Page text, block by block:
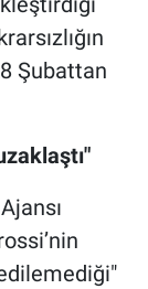
Şubattan